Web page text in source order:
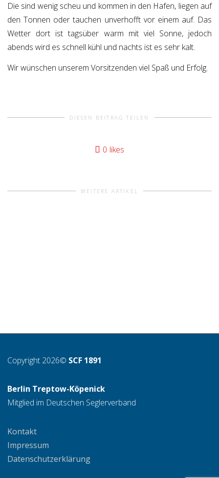
Die sind wenig scheu und kommen in den Hafen, liegen auf
den Tonnen oder tauchen unverhofft vor einem auf. Das
Wetter dort ist tagsüber warm mit viel Sonne, jedoch
abends wird es schnell kühl und nachts ist es sehr kalt.
Wir wünschen unserem Vorsitzenden viel Spaß und Erfolg.
DIESEN BEITRAG TEILEN
0 likes
WEITERE ARTIKEL
Copyright 2026© SCF 1891
Berlin Treptow-Köpenick
Mitglied im Deutschen Seglerverband
Kontakt
Impressum
Datenschutzerklärung